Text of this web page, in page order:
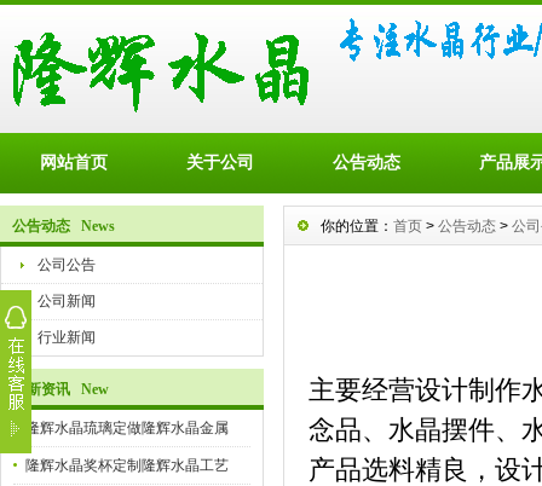
网站首页 关于公司 公告动态 产品展
公告动态 News
公司公告
公司新闻
行业新闻
最新资讯 New
隆辉水晶琉璃定做隆辉水晶金属
隆辉水晶奖杯定制隆辉水晶工艺
你的位置： 首页 > 公告动态 > 公
主要经营设计制作
念品、水晶摆件、
产品选料精良，设